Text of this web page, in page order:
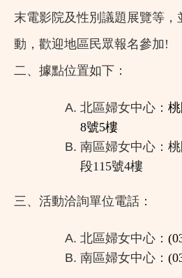
末電影院及性別議題展覽等
動，歡迎地區民眾報名參加!
二、據點位置如下：
北區婦女中心：
8號5樓
南區婦女中心：
段115號4樓
三、活動洽詢單位電話：
北區婦女中心：
南區婦女中心：